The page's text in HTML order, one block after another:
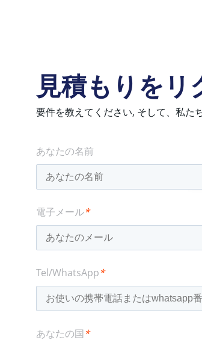
見積もりを
要件を教えてください, そして、私た
あなたの名前
電子メール*
Tel/WhatsApp*
あなたの国*